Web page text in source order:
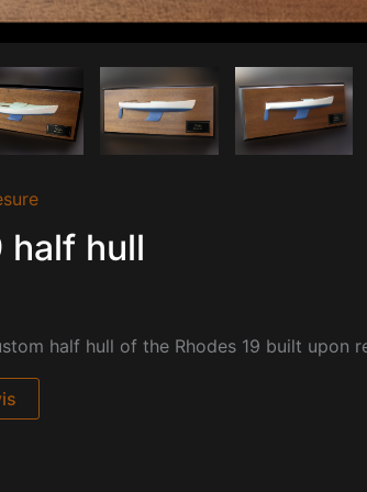
half hull
half hull of the Rhodes 19 built upon